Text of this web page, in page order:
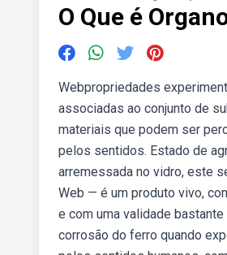
O Que é
Webpropriedades
associadas ao conjunto de
materiais que podem ser
pelos sentidos. Estado de
arremessada no vidro, este
Web — é um produto vivo,
e com uma validade
corrosão do ferro quando